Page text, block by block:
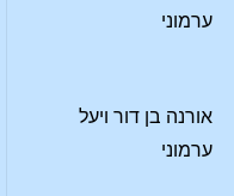
ערמוני
אורנה בן דור ויעל
ערמוני